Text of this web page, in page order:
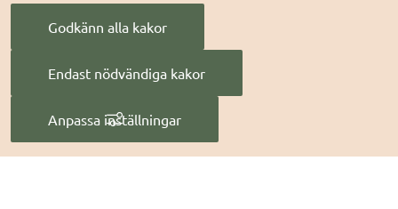
Godkänn alla kakor
Endast nödvändiga kakor
Anpassa inställningar
förvaltning
Hantera kakor